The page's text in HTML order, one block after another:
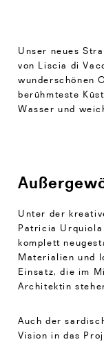
Unser neues
von Liscia di
wunderschönen
berühmteste
Wasser und
Unter der
Patricia Urquiola
komplett
Materialien und
Einsatz, die im
Architektin
Auch der
Vision in das